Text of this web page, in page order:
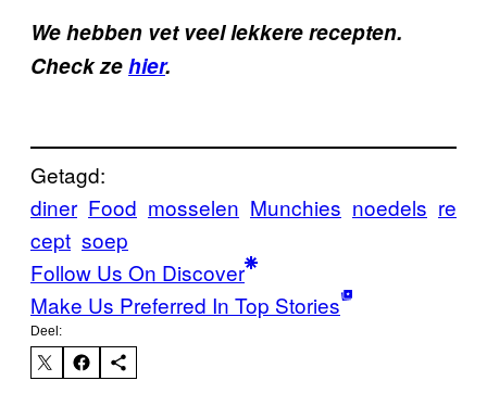
We hebben vet veel lekkere recepten.
Check zehier.
Getagd:
diner Food mosselen Munchies noedels re
cept soep
Follow Us On Discover
Make Us Preferred In Top Stories
Deel: